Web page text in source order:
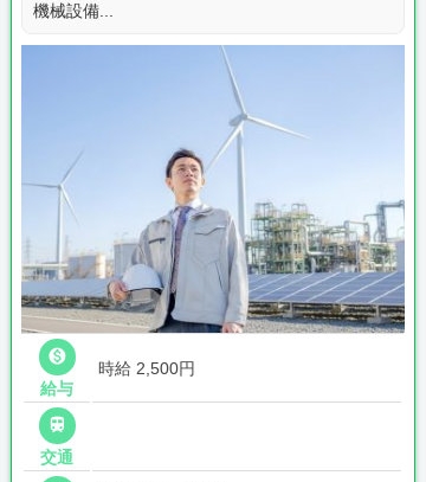
機械設備...

給与
時給 2,500円

交通